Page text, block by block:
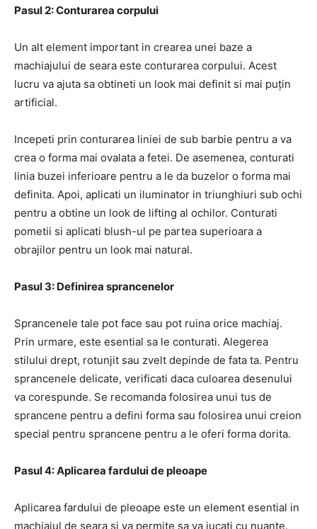
Pasul 2: Conturarea corpului
Un alt element important in crearea unei baze a
machiajului de seara este conturarea corpului. Acest
lucru va ajuta sa obtineti un look mai definit si mai puțin
artificial.
Incepeti prin conturarea liniei de sub barbie pentru a va
crea o forma mai ovalata a fetei. De asemenea, conturati
linia buzei inferioare pentru a le da buzelor o forma mai
definita. Apoi, aplicati un iluminator in triunghiuri sub ochi
pentru a obtine un look de lifting al ochilor. Conturati
pometii si aplicati blush-ul pe partea superioara a
obrajilor pentru un look mai natural.
Pasul 3: Definirea sprancenelor
Sprancenele tale pot face sau pot ruina orice machiaj.
Prin urmare, este esential sa le conturati. Alegerea
stilului drept, rotunjit sau zvelt depinde de fata ta. Pentru
sprancenele delicate, verificati daca culoarea desenului
va corespunde. Se recomanda folosirea unui tus de
sprancene pentru a defini forma sau folosirea unui creion
special pentru sprancene pentru a le oferi forma dorita.
Pasul 4: Aplicarea fardului de pleoape
Aplicarea fardului de pleoape este un element esential in
machiajul de seara si va permite sa va jucati cu nuante.